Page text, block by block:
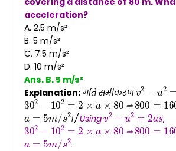
acceleration?
A. 2.5 m/s²
B. 5 m/s²
C. 7.5 m/s²
D. 10 m/s²
Ans. B. 5 m/s²
Explanation: गति समीकरण v2 2=
302−102=2×a×80 ⇒ 800 =160
a= m/s 2 । /Usingv2−u2=2as ,
302 −102= 2×a×80 ⇒ 800=160
a= m/s 2 .